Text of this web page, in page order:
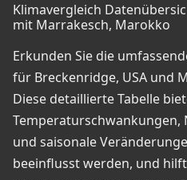
Klimavergleich
mit Marrakesch, Marokko
Erkunden Sie die
für Breckenridge, USA und
Diese detaillierte Tabelle
Temperaturschwankungen,
und saisonale
beeinflusst werden, und